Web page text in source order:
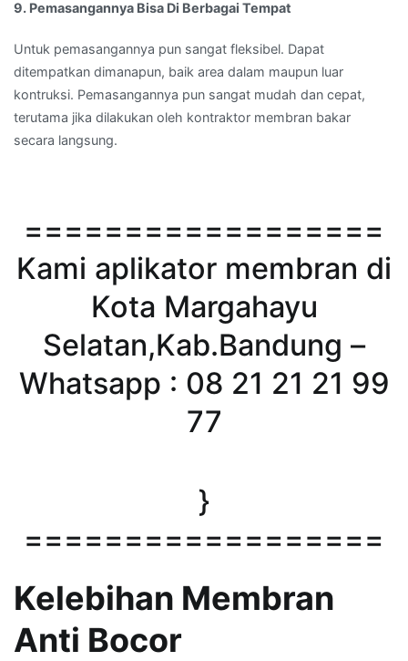
9. Pemasangannya Bisa Di Berbagai Tempat
Untuk pemasangannya pun sangat fleksibel. Dapat
ditempatkan dimanapun, baik area dalam maupun luar
kontruksi. Pemasangannya pun sangat mudah dan cepat,
terutama jika dilakukan oleh kontraktor membran bakar
secara langsung.
==================
Kami aplikator membran di
Kota Margahayu
Selatan,Kab.Bandung –
Whatsapp : 08 21 21 21 99
77
}
==================
Kelebihan Membran
Anti Bocor